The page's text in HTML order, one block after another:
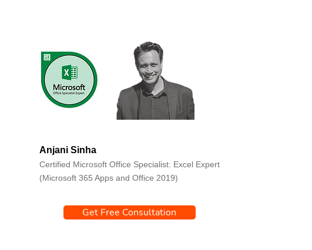
Anjani Sinha
Certified Microsoft Office Specialist: Excel Expert
(Microsoft 365 Apps and Office 2019)
Get Free Consultation